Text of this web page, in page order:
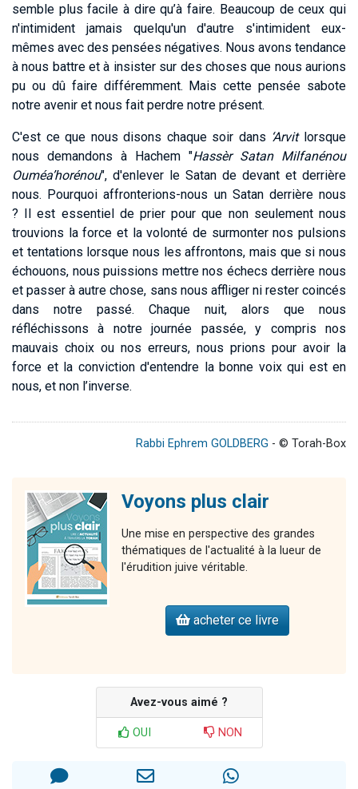
semble plus facile à dire qu’à faire. Beaucoup de ceux qui
n'intimident jamais quelqu'un d'autre s'intimident eux-
mêmes avec des pensées négatives. Nous avons tendance
à nous battre et à insister sur des choses que nous aurions
pu ou dû faire différemment. Mais cette pensée sabote
notre avenir et nous fait perdre notre présent.
C'est ce que nous disons chaque soir dans ‘Arvitlorsque
nous demandons à Hachem "Hassèr Satan Milfanénou
Ouméa’horénou", d'enlever le Satan de devant et derrière
nous. Pourquoi affronterions-nous un Satan derrière nous
? Il est essentiel de prier pour que non seulement nous
trouvions la force et la volonté de surmonter nos pulsions
et tentations lorsque nous les affrontons, mais que si nous
échouons, nous puissions mettre nos échecs derrière nous
et passer à autre chose, sans nous affliger ni rester coincés
dans notre passé. Chaque nuit, alors que nous
réfléchissons à notre journée passée, y compris nos
mauvais choix ou nos erreurs, nous prions pour avoir la
force et la conviction d'entendre la bonne voix qui est en
nous, et non l’inverse.
Rabbi Ephrem GOLDBERG - © Torah-Box
Voyons plus clair
Une mise en perspective des grandes
thématiques de l'actualité à la lueur de
l'érudition juive véritable.
acheter ce livre
Avez-vous aimé ?
OUI NON